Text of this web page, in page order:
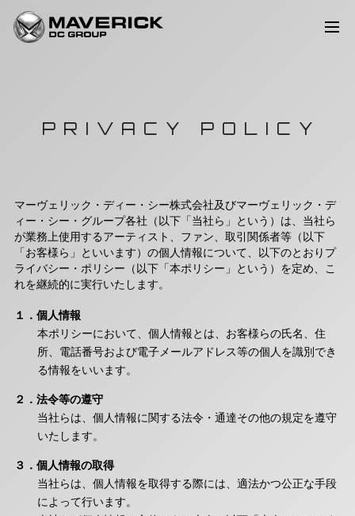
PRIVACY POLICY
マーヴェリック・ディー・シー株式会社及びマーヴェリック・デ
ィー・シー・グループ各社（以下「当社ら」という）は、当社ら
が業務上使用するアーティスト、ファン、取引関係者等（以下
「お客様ら」といいます）の個人情報について、以下のとおりプ
ライバシー・ポリシー（以下「本ポリシー」という）を定め、こ
れを継続的に実行いたします。
１．個人情報
本ポリシーにおいて、個人情報とは、お客様らの氏名、住
所、電話番号および電子メールアドレス等の個人を識別でき
る情報をいいます。
２．法令等の遵守
当社らは、個人情報に関する法令・通達その他の規定を遵守
いたします。
３．個人情報の取得
当社らは、個人情報を取得する際には、適法かつ公正な手段
によって行います。